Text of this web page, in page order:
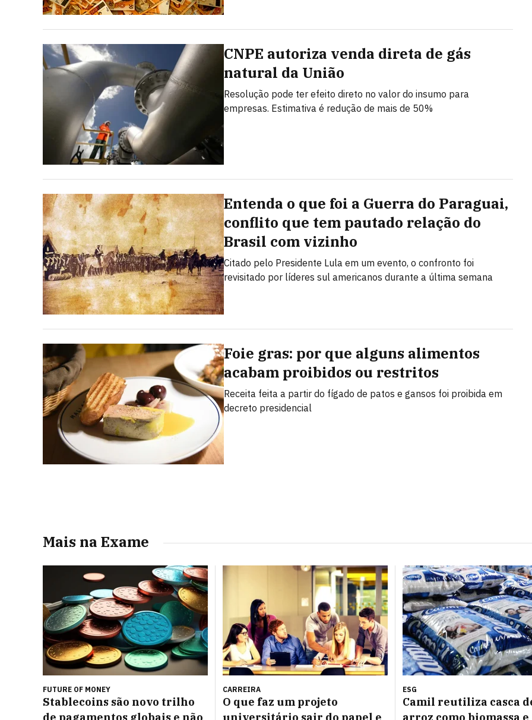
CNPE autoriza venda direta de gás
natural da União
Resolução pode ter efeito direto no valor do insumo para
empresas. Estimativa é redução de mais de 50%
Entenda o que foi a Guerra do Paraguai,
conflito que tem pautado relação do
Brasil com vizinho
Citado pelo Presidente Lula em um evento, o confronto foi
revisitado por líderes sul americanos durante a última semana
Foie gras: por que alguns alimentos
acabam proibidos ou restritos
Receita feita a partir do fígado de patos e gansos foi proibida em
decreto presidencial
Mais na Exame
FUTURE OF MONEY
Stablecoins são novo trilho
CARREIRA
O que faz um projeto
ESG
Camil reutiliza casca